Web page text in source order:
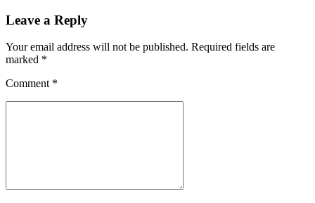
Leave a Reply
Your email address will not be published. Required fields are
marked *
Comment *